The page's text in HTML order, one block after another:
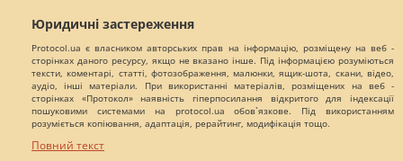
Юридичні застереження
Protocol.ua є власником авторських прав на інформацію, розміщену на веб -
сторінках даного ресурсу, якщо не вказано інше. Під інформацією розуміються
тексти, коментарі, статті, фотозображення, малюнки, ящик-шота, скани, відео,
аудіо, інші матеріали. При використанні матеріалів, розміщених на веб -
сторінках «Протокол» наявність гіперпосилання відкритого для індексації
пошуковими системами на protocol.ua обов`язкове. Під використанням
розуміється копіювання, адаптація, рерайтинг, модифікація тощо.
Повний текст